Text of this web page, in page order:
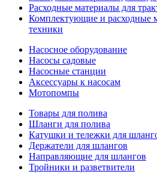
Расходные материалы для
Комплектующие и расходные
техники
Насосное оборудование
Насосы садовые
Насосные станции
Аксессуары к насосам
Мотопомпы
Товары для полива
Шланги для полива
Катушки и тележки для
Держатели для шлангов
Направляющие для шлангов
Тройники и разветвители